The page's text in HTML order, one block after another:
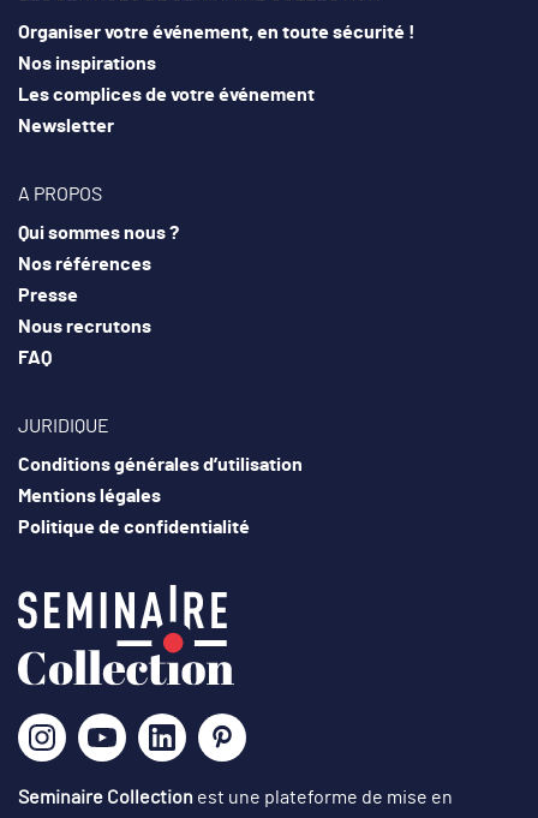
Organiser votre événement, en toute sécurité !
Nos inspirations
Les complices de votre événement
Newsletter
A PROPOS
Qui sommes nous ?
Nos références
Presse
Nous recrutons
FAQ
JURIDIQUE
Conditions générales d’utilisation
Mentions légales
Politique de confidentialité
Seminaire Collection est une plateforme de mise en